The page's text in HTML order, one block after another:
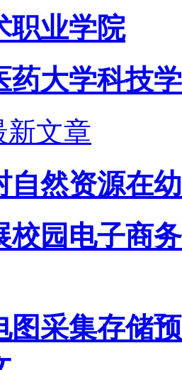
职业学院
药大学科技
新文章
自然资源在
校园电子商
图采集存储